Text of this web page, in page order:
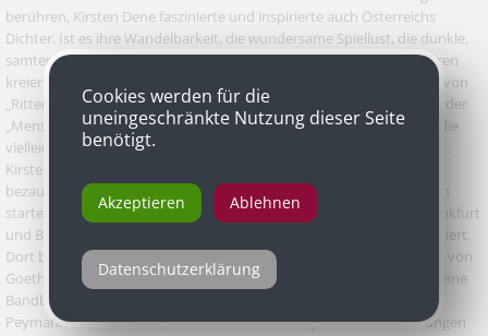
berühren, Kirsten Dene faszinierte und inspirierte auch Österreichs
Dichter. Ist es ihre Wandelbarkeit, die wundersame Spiellust, die dunkle,
samtene Stimme, mit denen sie die unterschiedlichsten Frauenfiguren
kreiert? Thomas Bernhard charakterisierte sie bei der Uraufführung von
„Ritter, Dene, Voss“ mit der Wortschöpfung eines warmen Cellotons der
„Menschensehnsucht“, Peter Turrini bewunderte ihre „Leichtigkeit, die
vielleicht auch mit der Traurigkeit eines Menschen zusammenhängt“.
Kirsten Denes magische Ausstrahlung und Spielfreude berührt und
bezaubert in Tragödien wie in Komödien. Die gebürtige Hamburgerin
startete als 18jährige ihre Karriere in Essen, es folgten Theater in Frankfurt
und Berlin, 1972 wurde sie von Claus Peymann nach Stuttgart engagiert.
Dort bejubelte man sie unter anderem in Peymanns Inszenierungen von
Goethes „Iphigenie“ und Thomas Bernhards „Vor dem Ruhestand“, eine
Bandbreite, mit der sie bis heute fasziniert. 1979 wechselte sie mit
Peymann nach Bochum, wo sie wiederum in Peymanns Inszenierungen
Cookies werden für die
uneingeschränkte Nutzung dieser Seite
benötigt.
Akzeptieren Ablehnen
Datenschutzerklärung